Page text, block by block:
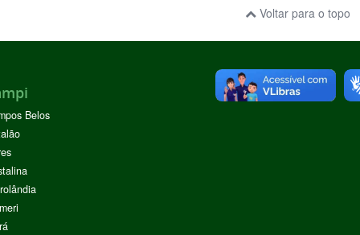
Voltar para o topo
Belos